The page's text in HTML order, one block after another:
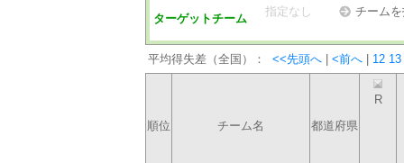
ターゲットチーム
指定なし チーム
平均得失差（全国）： <<先頭へ <前へ 12 13
順位 チーム名 都道府県
R